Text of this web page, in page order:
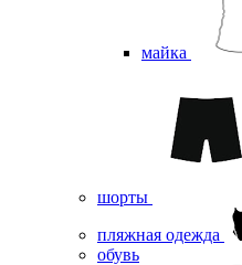
майка
шорты
пляжная одежда
oбувь